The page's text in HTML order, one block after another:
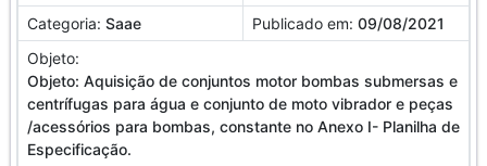
Categoria: Saae Publicado em: 09/08/2021
Objeto:
Objeto: Aquisição de conjuntos motor bombas submersas e
centrífugas para água e conjunto de moto vibrador e peças
/acessórios para bombas, constante no Anexo I- Planilha de
Especificação.